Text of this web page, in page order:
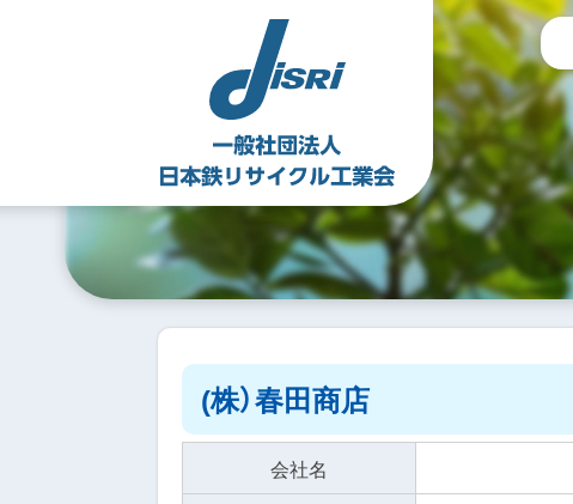
(株）春田商店
会社名